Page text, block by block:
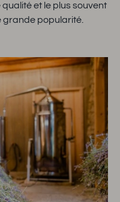
et le plus souvent
grande popularité.